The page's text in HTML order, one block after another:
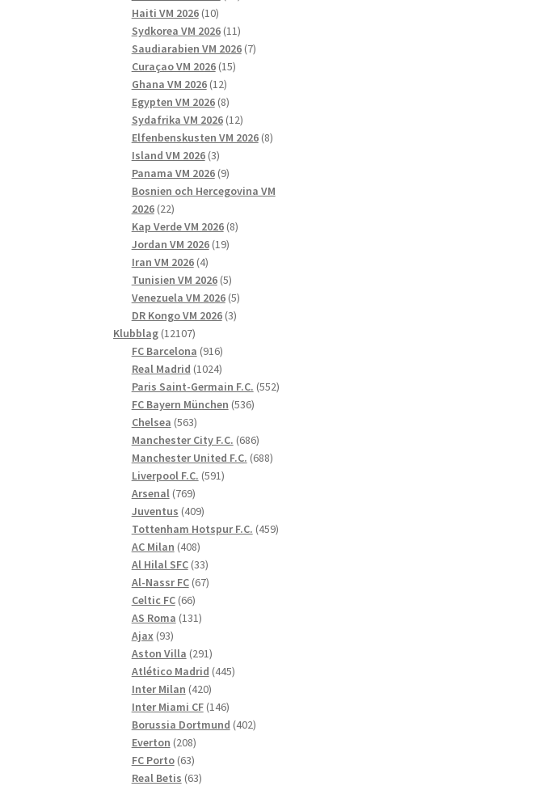
Haiti VM 2026 1010
produkter
Sydkorea VM 2026 1111
produkter
Saudiarabien VM 2026 77
Curaçao VM 2026 1515
Ghana VM 2026 1212
produkter
Egypten VM 2026 88
produkter
Sydafrika VM 2026 1212
produkter
Elfenbenskusten VM 2026 88
Island VM 2026 33
produkter
Panama VM 2026 99
produkter
Bosnien och Hercegovina VM
2026 2222
produkter
Kap Verde VM 2026 88
Jordan VM 2026 1919
Iran VM 2026 44
produkter
Tunisien VM 2026 55
produkter
Venezuela VM 2026 55
produkter
DR Kongo VM 2026 33
Klubblag 1210712107
produkter
FC Barcelona 916916
produkter
Real Madrid 10241024
produkter
Paris Saint-Germain F.C. 552552
FC Bayern München 536536
Chelsea 563563
produkter
Manchester City F.C. 686686
produkter
Manchester United F.C. 688688
Liverpool F.C. 591591
Arsenal 769769
produkter
Juventus 409409
produkter
Tottenham Hotspur F.C. 459459
AC Milan 408408
produkter
Al Hilal SFC 3333
produkter
Al-Nassr FC 6767
Celtic FC 6666
produkter
AS Roma 131131
Ajax 9393
produkter
Aston Villa 291291
produkter
Atlético Madrid 445445
Inter Milan 420420
produkter
Inter Miami CF 146146
produkter
Borussia Dortmund 402402
Everton 208208
produkter
FC Porto 6363
produkter
Real Betis 6363